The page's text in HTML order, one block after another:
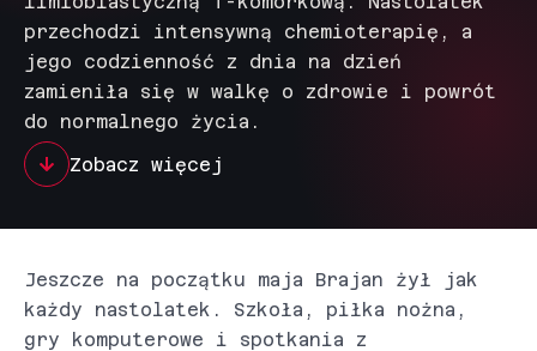
przechodzi intensywną chemioterapię, a
jego codzienność z dnia na dzień
zamieniła się w walkę o zdrowie i powrót
do normalnego życia.
Zobacz więcej
Jeszcze na początku maja Brajan żył jak
każdy nastolatek. Szkoła, piłka nożna,
gry komputerowe i spotkania z